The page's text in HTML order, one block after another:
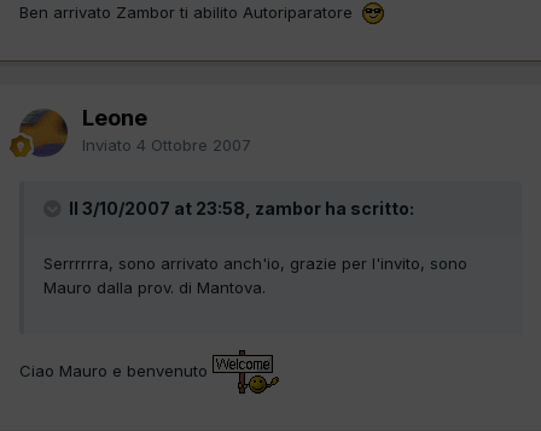
Ben arrivato Zambor ti abilito Autoriparatore
Leone
Inviato 4 Ottobre 2007
Il 3/10/2007 at 23:58, zambor ha scritto:
Serrrrrra, sono arrivato anch'io, grazie per l'invito, sono
Mauro dalla prov. di Mantova.
Ciao Mauro e benvenuto